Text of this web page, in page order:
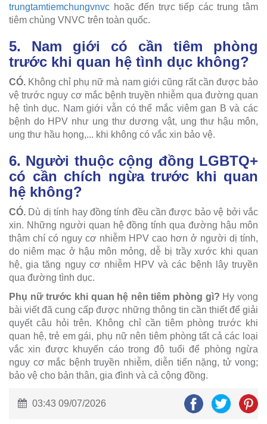
trungtamtiemchungvnvc hoặc đến trực tiếp các trung tâm
tiêm chủng VNVC trên toàn quốc.
5. Nam giới có cần tiêm phòng
trước khi quan hệ tình dục không?
CÓ. Không chỉ phụ nữ mà nam giới cũng rất cần được bảo
vệ trước nguy cơ mắc bệnh truyền nhiễm qua đường quan
hệ tình dục. Nam giới vẫn có thể mắc viêm gan B và các
bệnh do HPV như ung thư dương vật, ung thư hậu môn,
ung thư hầu họng,... khi không có vắc xin bảo vệ.
6. Người thuộc cộng đồng LGBTQ+
có cần chích ngừa trước khi quan
hệ không?
CÓ. Dù dị tính hay đồng tính đều cần được bảo vệ bởi vắc
xin. Những người quan hệ đồng tính qua đường hậu môn
thậm chí có nguy cơ nhiễm HPV cao hơn ở người dị tính,
do niêm mạc ở hậu môn mỏng, dễ bị trầy xước khi quan
hệ, gia tăng nguy cơ nhiễm HPV và các bệnh lây truyền
qua đường tình dục.
Phụ nữ trước khi quan hệ nên tiêm phòng gì? Hy vọng
bài viết đã cung cấp được những thông tin cần thiết để giải
quyết câu hỏi trên. Không chỉ cần tiêm phòng trước khi
quan hệ, trẻ em gái, phụ nữ nên tiêm phòng tất cả các loại
vắc xin được khuyến cáo trong độ tuổi để phòng ngừa
nguy cơ mắc bệnh truyền nhiễm, diễn tiến nặng, tử vong;
bảo vệ cho bản thân, gia đình và cả cộng đồng.
03:43 09/07/2026